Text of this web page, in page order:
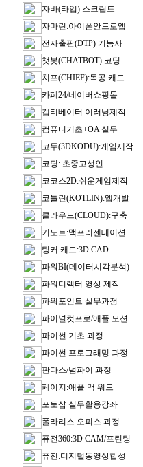
자바(타입) 스크립트
자마린:아이폰안드로앱
전자출판(DTP) 기능사
챗봇(CHATBOT) 코딩
치프(CHIEF):목공 캐드
카페24/네이버쇼핑몰
캡티베이터 이러닝제작
컴퓨터기초+OA 실무
코두(3DKODU):게임제작
코딩: 초중고성인
코코스2D:쉬운게임제작
코틀린(KOTLIN):앱개발
클라우드(CLOUD):구축
키노트:맥프리젠테이션
팅커 캐드:3D CAD
파워BI(데이터시각분석)
파워디렉터 영상 제작
파워포인트 실무과정
파이널컷프로/애플 모션
파이썬 기초 과정
파이썬 프로그래밍 과정
판다스/넘파이 과정
페이지:애플 맥 워드
포토샵 실무활용강좌
폴라리스 오피스 과정
퓨전360:3D CAM/프린팅
퓨전:디지털동영상합성